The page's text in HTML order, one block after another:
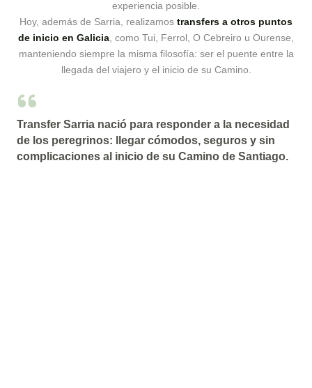
experiencia posible.
Hoy, además de Sarria, realizamos transfers a otros puntos
de inicio en Galicia , como Tui, Ferrol, O Cebreiro u Ourense,
manteniendo siempre la misma filosofía: ser el puente entre la
llegada del viajero y el inicio de su Camino.
Transfer Sarria nació para responder a la necesidad
de los peregrinos: llegar cómodos, seguros y sin
complicaciones al inicio de su Camino de Santiago.